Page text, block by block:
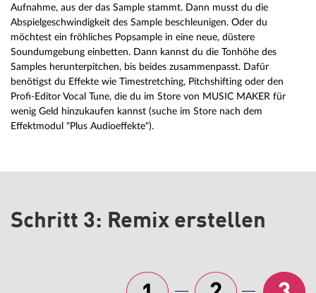
Aufnahme, aus der das Sample stammt. Dann musst du die
Abspielgeschwindigkeit des Sample beschleunigen. Oder du
möchtest ein fröhliches Popsample in eine neue, düstere
Soundumgebung einbetten. Dann kannst du die Tonhöhe des
Samples herunterpitchen, bis beides zusammenpasst. Dafür
benötigst du Effekte wie Timestretching, Pitchshifting oder den
Profi-Editor Vocal Tune, die du im Store von MUSIC MAKER für
wenig Geld hinzukaufen kannst (suche im Store nach dem
Effektmodul "Plus Audioeffekte").
Schritt 3: Remix erstellen